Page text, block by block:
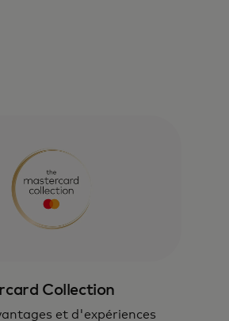
Collection
et d'expériences